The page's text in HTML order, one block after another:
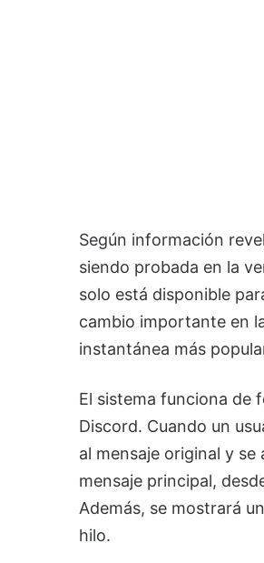
Según información
siendo probada en la
solo está disponible
cambio importante en
instantánea más
El sistema funciona de
Discord. Cuando un
al mensaje original y
mensaje principal,
Además, se mostrará
hilo.